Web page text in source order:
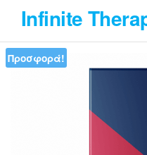
the
content
Infinite
Προσφορά!